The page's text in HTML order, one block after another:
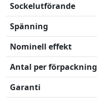
Sockelutförande
Spänning
Nominell effekt
Antal per förpackning
Garanti